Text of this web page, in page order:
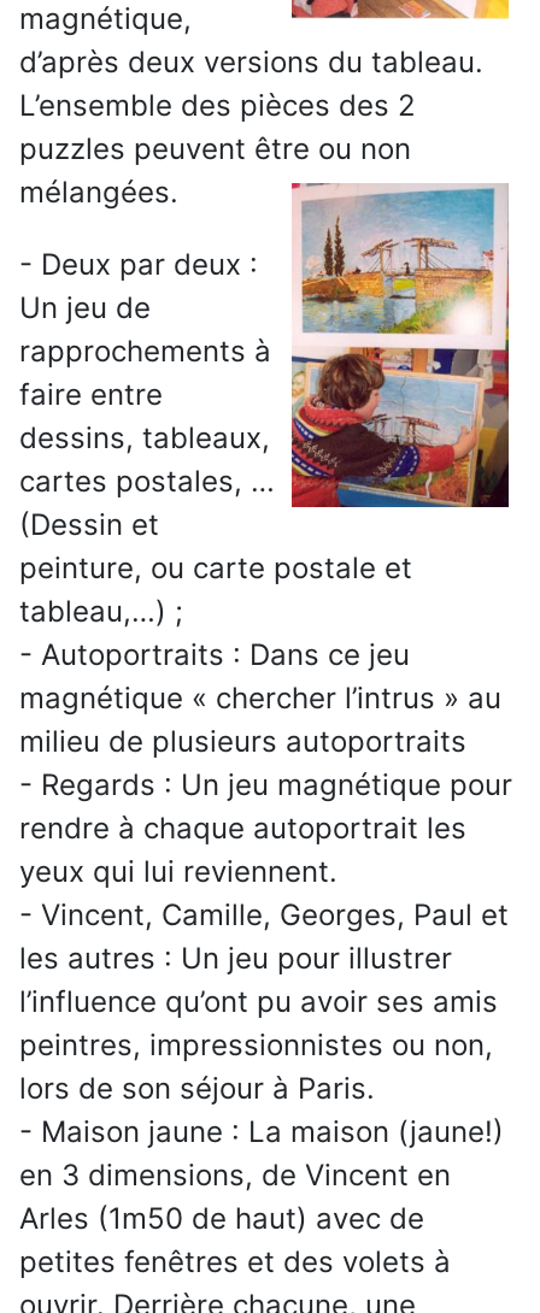
magnétique,
d’après deux versions du tableau.
L’ensemble des pièces des 2
puzzles peuvent être ou non
mélangées.
- Deux par deux :
Un jeu de
rapprochements à
faire entre
dessins, tableaux,
cartes postales, …
(Dessin et
peinture, ou carte postale et
tableau,…) ;
- Autoportraits : Dans ce jeu
magnétique « chercher l’intrus » au
milieu de plusieurs autoportraits
- Regards : Un jeu magnétique pour
rendre à chaque autoportrait les
yeux qui lui reviennent.
- Vincent, Camille, Georges, Paul et
les autres : Un jeu pour illustrer
l’influence qu’ont pu avoir ses amis
peintres, impressionnistes ou non,
lors de son séjour à Paris.
- Maison jaune : La maison (jaune!)
en 3 dimensions, de Vincent en
Arles (1m50 de haut) avec de
petites fenêtres et des volets à
ouvrir. Derrière chacune, une